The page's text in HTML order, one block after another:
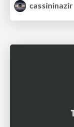
cassininazir